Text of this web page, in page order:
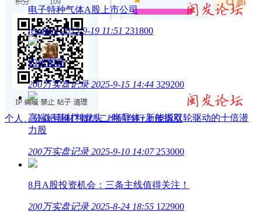
个人、公众号推广微信二维码自行上传指引
电子特种气体A股上市公司
readmm 2025-9-19 11:51 231800
四维图新
200万实盘记录 2025-9-15 14:44 329200
高端铝基材料龙头，半导体+新能源双轮驱动的十倍潜
力股
200万实盘记录 2025-9-10 14:07 253000
8月A股投资机会：三条主线值得关注！
200万实盘记录 2025-8-24 18:55 122900